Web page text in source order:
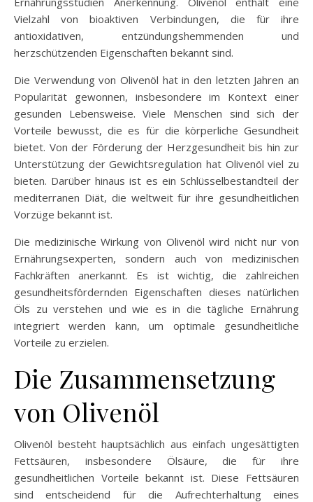
Vielzahl von bioaktiven Verbindungen, die für ihre
antioxidativen, entzündungshemmenden und
herzschützenden Eigenschaften bekannt sind.
Die Verwendung von Olivenöl hat in den letzten Jahren an
Popularität gewonnen, insbesondere im Kontext einer
gesunden Lebensweise. Viele Menschen sind sich der
Vorteile bewusst, die es für die körperliche Gesundheit
bietet. Von der Förderung der Herzgesundheit bis hin zur
Unterstützung der Gewichtsregulation hat Olivenöl viel zu
bieten. Darüber hinaus ist es ein Schlüsselbestandteil der
mediterranen Diät, die weltweit für ihre gesundheitlichen
Vorzüge bekannt ist.
Die medizinische Wirkung von Olivenöl wird nicht nur von
Ernährungsexperten, sondern auch von medizinischen
Fachkräften anerkannt. Es ist wichtig, die zahlreichen
gesundheitsfördernden Eigenschaften dieses natürlichen
Öls zu verstehen und wie es in die tägliche Ernährung
integriert werden kann, um optimale gesundheitliche
Vorteile zu erzielen.
Die Zusammensetzung
von Olivenöl
Olivenöl besteht hauptsächlich aus einfach ungesättigten
Fettsäuren, insbesondere Ölsäure, die für ihre
gesundheitlichen Vorteile bekannt ist. Diese Fettsäuren
sind entscheidend für die Aufrechterhaltung eines